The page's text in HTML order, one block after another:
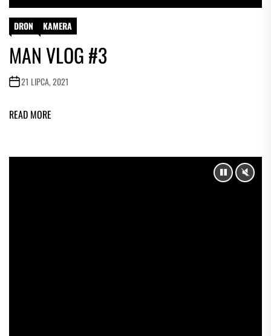
DRON KAMERA
MAN VLOG #3
21 LIPCA, 2021
READ MORE
PAUSE